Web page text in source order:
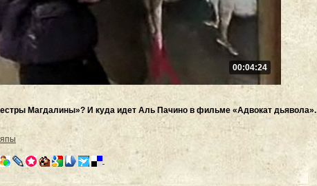
00:04:24
Магдалины»? И куда идет Аль Пачино в фильме «Адвокат дьявола».